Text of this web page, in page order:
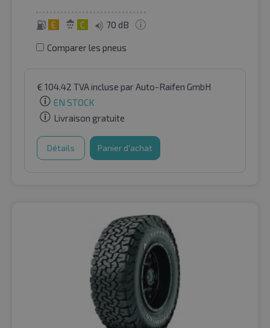
E C 70 dB
Comparer les pneus
€ 104.42 TVA incluse par Auto-Raifen GmbH
EN STOCK
Livraison gratuite
Détails Panier d'achat